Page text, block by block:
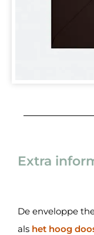
Extra
De enveloppe
als het hoog